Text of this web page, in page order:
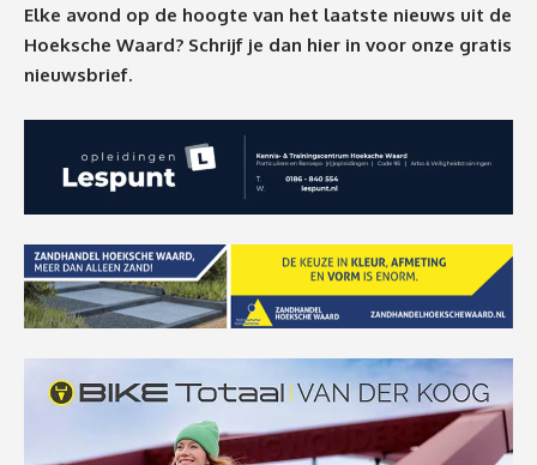
Elke avond op de hoogte van het laatste nieuws uit de
Hoeksche Waard? Schrijf je dan hier in voor onze gratis
nieuwsbrief.